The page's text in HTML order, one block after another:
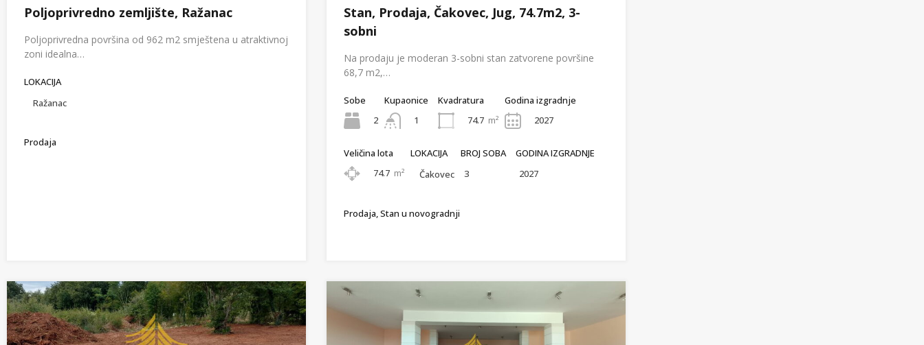
Poljoprivredno zemljište, Ražanac
Poljoprivredna površina od 962 m2 smještena u atraktivnoj
zoni idealna…
LOKACIJA
Ražanac
Prodaja
Stan, Prodaja, Čakovec, Jug, 74.7m2, 3-
sobni
Na prodaju je moderan 3-sobni stan zatvorene površine
68,7 m2,…
Sobe
2
Kupaonice
1
Kvadratura
74.7 m²
Godina izgradnje
2027
Veličina lota
74.7 m²
LOKACIJA
Čakovec
BROJ SOBA
3
GODINA IZGRADNJE
2027
Prodaja, Stan u novogradnji